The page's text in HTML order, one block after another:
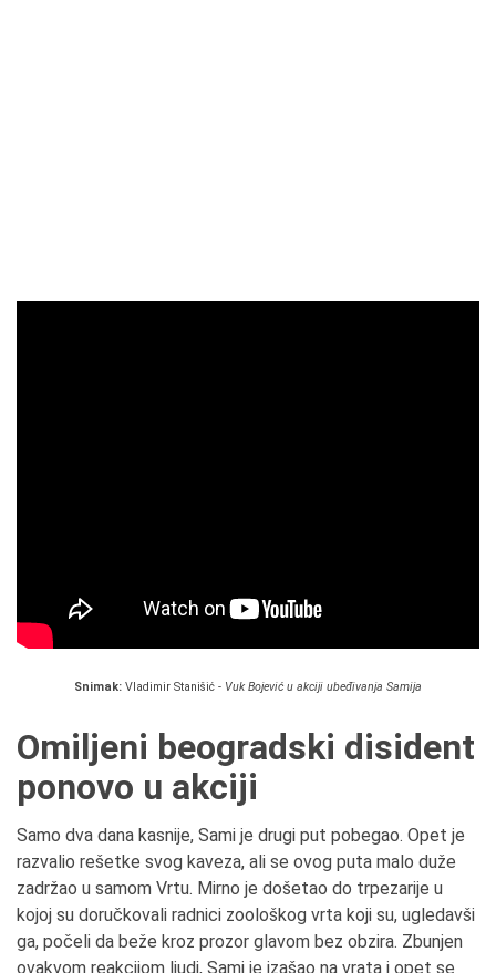
Snimak: Vladimir Stanišić - Vuk Bojević u akciji ubeđivanja Samija
Omiljeni beogradski disident
ponovo u akciji
Samo dva dana kasnije, Sami je drugi put pobegao. Opet je
razvalio rešetke svog kaveza, ali se ovog puta malo duže
zadržao u samom Vrtu. Mirno je došetao do trpezarije u
kojoj su doručkovali radnici zoološkog vrta koji su, ugledavši
ga, počeli da beže kroz prozor glavom bez obzira. Zbunjen
ovakvom reakcijom ljudi, Sami je izašao na vrata i opet se